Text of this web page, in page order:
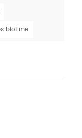
connue
et d'hiver. le
biotime